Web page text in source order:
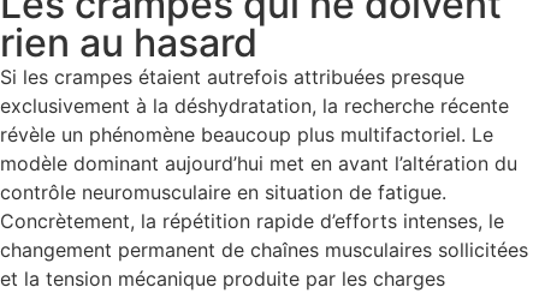
rien au hasard
Si les crampes étaient autrefois attribuées presque
exclusivement à la déshydratation, la recherche récente
révèle un phénomène beaucoup plus multifactoriel. Le
modèle dominant aujourd’hui met en avant l’altération du
contrôle neuromusculaire en situation de fatigue.
Concrètement, la répétition rapide d’efforts intenses, le
changement permanent de chaînes musculaires sollicitées
et la tension mécanique produite par les charges